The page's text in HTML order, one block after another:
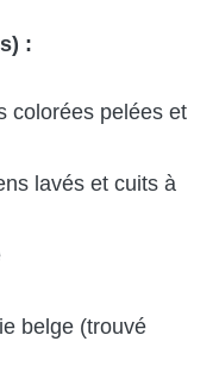
:
colorées pelées et
lavés et cuits à
belge (trouvé